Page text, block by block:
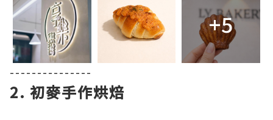
+5
---------------
2. 初麥手作烘焙